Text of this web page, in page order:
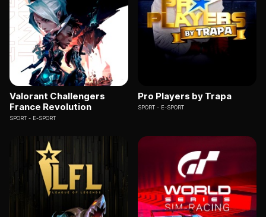
Valorant Challengers
France Revolution
SPORT E-SPORT
Pro Players by Trapa
SPORT E-SPORT